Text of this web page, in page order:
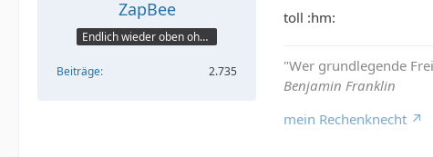
ZapBee
Endlich wieder oben ohne
Beiträge 2.735
toll :hm:
"Wer grundlegende
Benjamin Franklin
mein Rechenknecht